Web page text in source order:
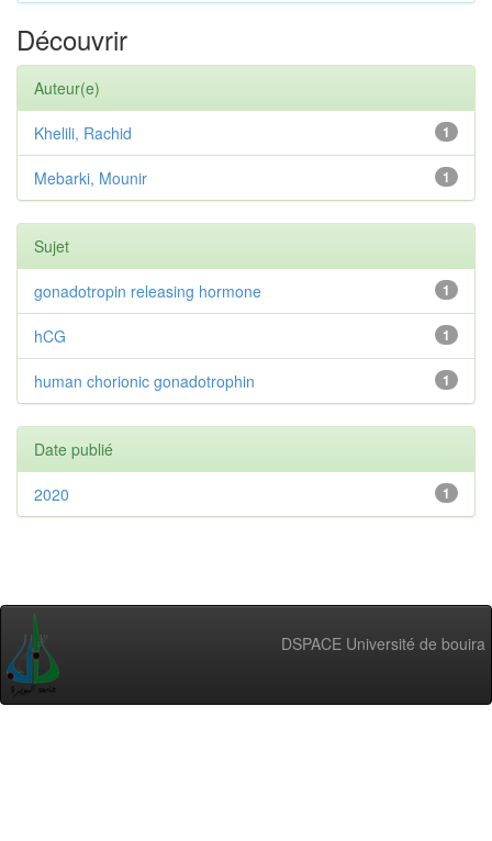
Découvrir
Auteur(e)
1
Khelili, Rachid
1
Mebarki, Mounir
Sujet
1
gonadotropin releasing hormone
1
hCG
1
human chorionic gonadotrophin
Date publié
1
2020
DSPACE Université de bouira